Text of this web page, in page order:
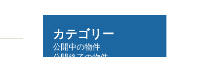
カテゴリー
公開中の物件